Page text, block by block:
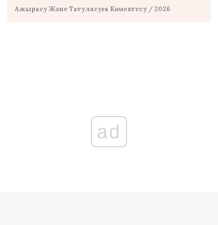
Ажырасу Және Татуласуға Көмектесу / 2026
ad